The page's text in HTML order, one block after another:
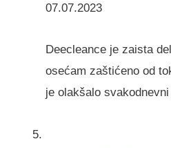
07.07.2023
Deecleance je zaista
osećam zaštićeno od
je olakšalo